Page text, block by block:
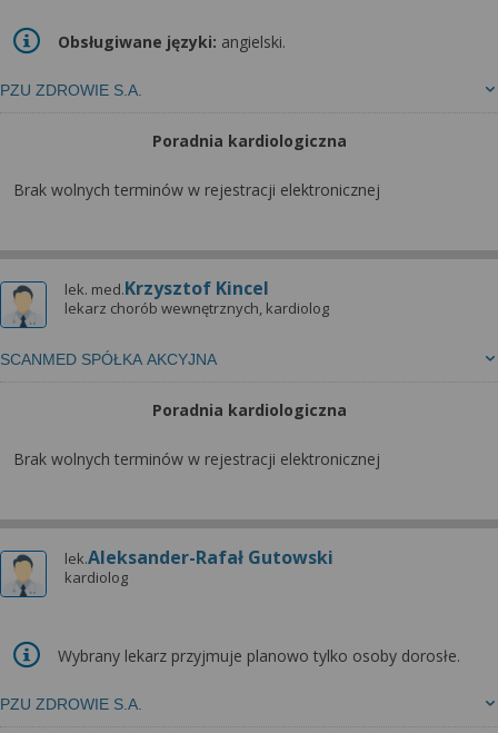
PZU ZDROWIE S.A.
Obsługiwane języki: angielski.
Poradnia kardiologiczna
Brak wolnych terminów w rejestracji elektronicznej
lek. med.Krzysztof Kincel
lekarz chorób wewnętrznych, kardiolog
SCANMED SPÓŁKA AKCYJNA
Poradnia kardiologiczna
Brak wolnych terminów w rejestracji elektronicznej
lek.Aleksander-Rafał Gutowski
kardiolog
PZU ZDROWIE S.A.
Wybrany lekarz przyjmuje planowo tylko osoby dorosłe.